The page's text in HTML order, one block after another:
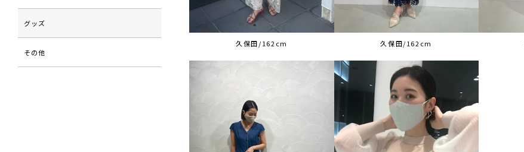
久保田/162cm 久保田/162cm
グッズ
その他